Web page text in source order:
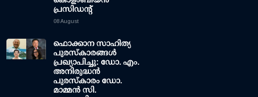
പ്രസിഡന്റ്
08 August
ഫൊക്കാന സാഹിത്യ
പുരസ്‌കാരങ്ങള്‍
പ്രഖ്യാപിച്ചു: ഡോ. എം.
അനിരുദ്ധന്‍
പുരസ്‌കാരം ഡോ.
മാമ്മന്‍ സി.